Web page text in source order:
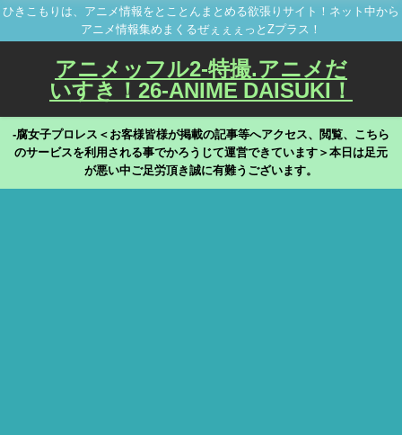
ひきこもりは、アニメ情報をとことんまとめる欲張りサイト！ネット中から
アニメ情報集めまくるぜぇぇぇっとZプラス！
アニメッフル2-特撮.アニメだ
いすき！26-ANIME DAISUKI！
-腐女子プロレス＜お客様皆様が掲載の記事等へアクセス、閲覧、こちら
のサービスを利用される事でかろうじて運営できています＞本日は足元
が悪い中ご足労頂き誠に有難うございます。